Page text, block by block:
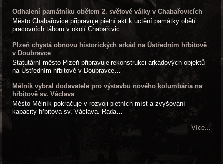
Odhalení památníku obětem 2. světové války v Chabařovicích
Město Chabařovice připravuje pietní akt k uctění památky obětí
pracovních táborů v okolí Chabařovic…
Plzeň chystá obnovu historických arkád na Ústředním hřbitově
v Doubravce
Statutární město Plzeň připravuje rekonstrukci arkádových objektů
na Ústředním hřbitově v Doubravce…
Mělník vybral dodavatele pro výstavbu nového kolumbária na
hřbitově sv. Václava
Město Mělník pokračuje v rozvoji pietních míst a zvyšování
kapacity hřbitova sv. Václava. Rada…
Více...